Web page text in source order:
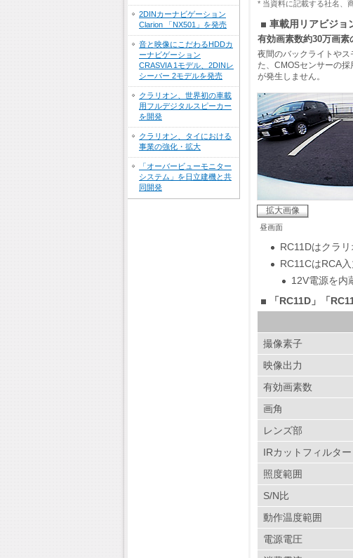
2DINカーナビゲーション
Clarion 「NX501」を発売
音と映像にこだわるHDDカ
ーナビゲーション
CRASVIA 1モデル、2DINレ
シーバー 2モデルを発売
クラリオン、世界初の車載
用フルデジタルスピーカー
を開発
クラリオン、タイにおける
事業の強化・拡大
「オーバービューモニター
システム」を日立建機と共
同開発
* 当資料に記載する社名、
車載用リアビジョ
有効画素数約30万画
夜間のバックライトや
た、CMOSセンサーの
が発生しません。
拡大画像
昼画面
RC11Dはクラ
RC11CはRCA
12V電源を内
「RC11D」「
撮像素子
映像出力
有効画素数
画角
レンズ部
IRカットフィルター
照度範囲
S/N比
動作温度範囲
電源電圧